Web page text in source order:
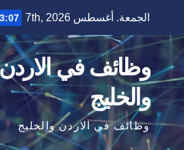
content
الجمعة. أغسطس 7th, 2026 AM
وظائف في
والخليج
وظائف في الاردن والخليج